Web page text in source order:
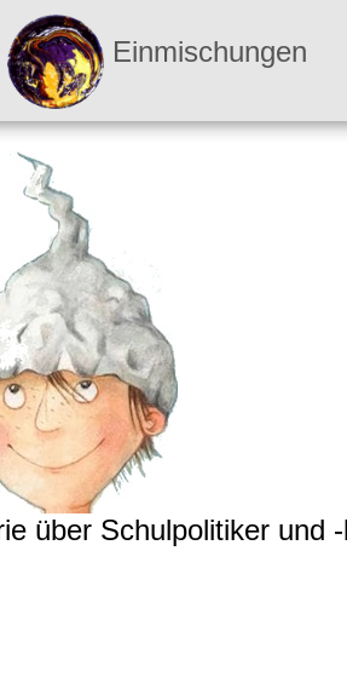
Einmischungen